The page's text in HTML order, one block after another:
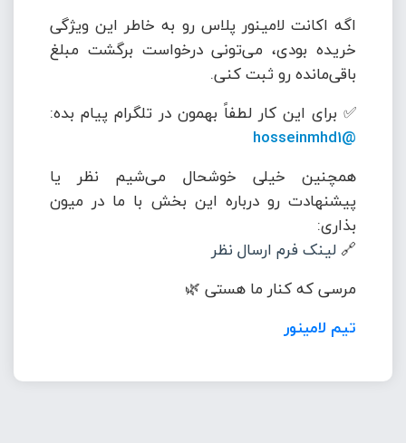
اگه اکانت لامینور پلاس رو به خاطر این ویژگی
خریده بودی، می‌تونی درخواست برگشت مبلغ
باقی‌مانده رو ثبت کنی.
✅ برای این کار لطفاً بهمون در تلگرام پیام بده:
@hosseinmhd1
همچنین خیلی خوشحال می‌شیم نظر یا
پیشنهادت رو درباره این بخش با ما در میون
بذاری:
🔗 لینک فرم ارسال نظر
مرسی که کنار ما هستی 🌿
تیم لامینور